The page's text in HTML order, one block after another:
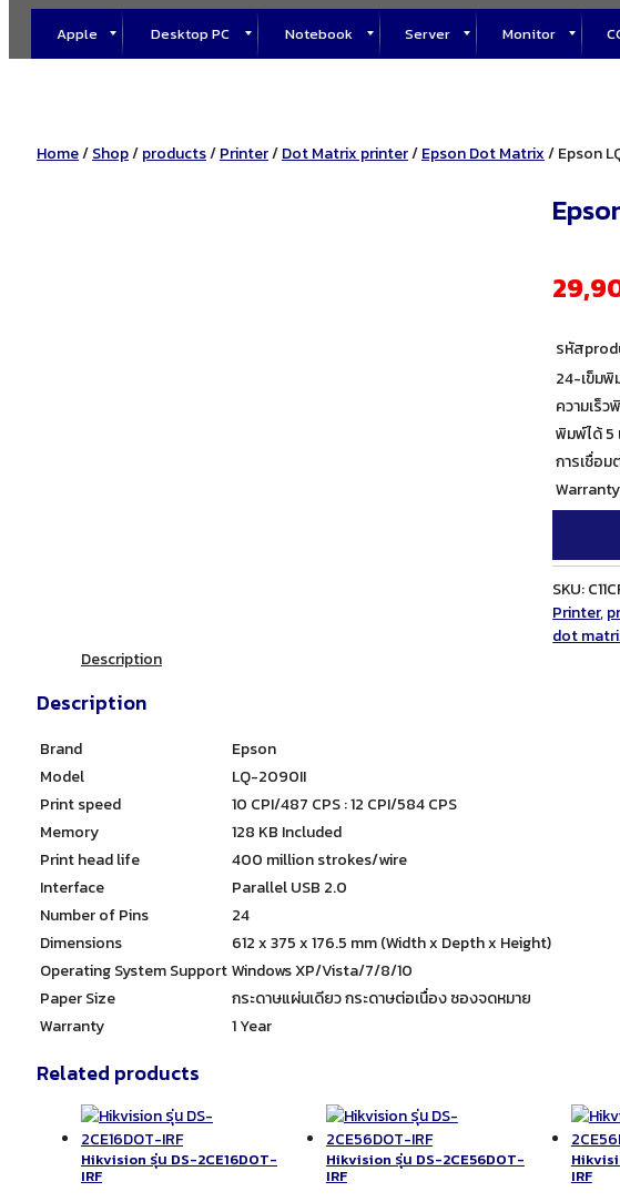
Apple Desktop PC Notebook Server Monitor
Home/Shop/products/Printer/Dot Matrix printer/Epson Dot Matrix/ Epson
รหัส
24-เข็มพิ
ความเร็
พิมพ์ได้ 5
การเชื่อ
SKU:
Printer,
dot
Description
Description
Brand
Epson
Model
LQ-2090II
Print speed
10 CPI/487 CPS : 12 CPI/584 CPS
Memory
128 KB Included
Print head life
400 million strokes/wire
Interface
Parallel USB 2.0
Number of Pins
24
Dimensions
612‎ x 375 x 176.5 mm (Width x Depth x Height)
Operating System SupportWindows XP/Vista/7/8/10
Paper Size
กระดาษแผ่นเดียว กระดาษต่อเนื่อง ซองจดหมาย
Warranty
1 Year
Related products
Hikvision รุ่น DS-2CE16DOT-
IRF
Hikvision รุ่น DS-2CE56DOT-
IRF IRF